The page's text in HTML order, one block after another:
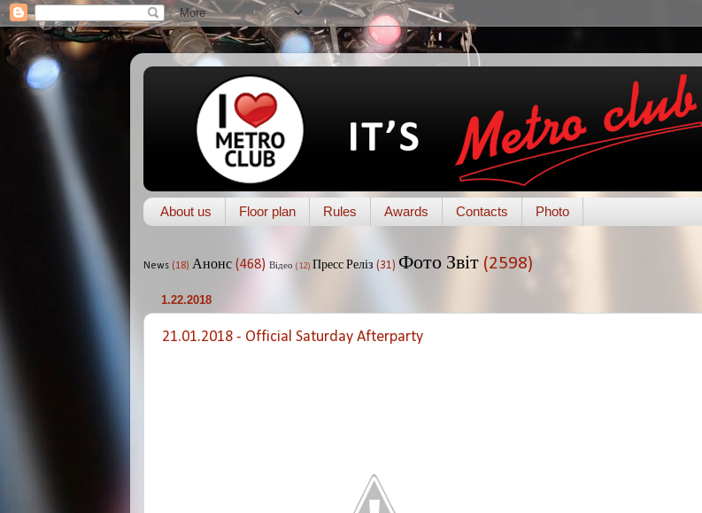
About us Floor plan Rules Awards Contacts Photo
News (18) Анонс (468) Відео (12) Пресс Реліз (31) Фото Звіт (2598)
1.22.2018
21.01.2018 - Official Saturday Afterparty